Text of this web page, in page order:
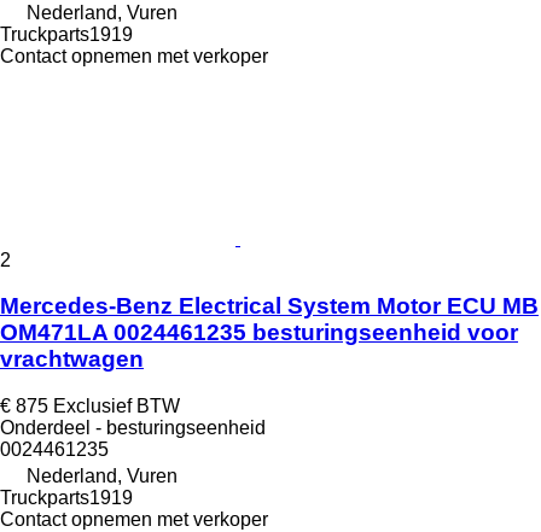
Nederland, Vuren
Truckparts1919
Contact opnemen met verkoper
2
Mercedes-Benz Electrical System Motor ECU MB
OM471LA 0024461235 besturingseenheid voor
vrachtwagen
€ 875 Exclusief BTW
Onderdeel - besturingseenheid
0024461235
Nederland, Vuren
Truckparts1919
Contact opnemen met verkoper